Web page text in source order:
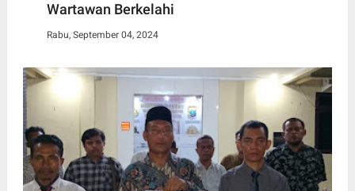
Wartawan Berkelahi
Rabu, September 04, 2024